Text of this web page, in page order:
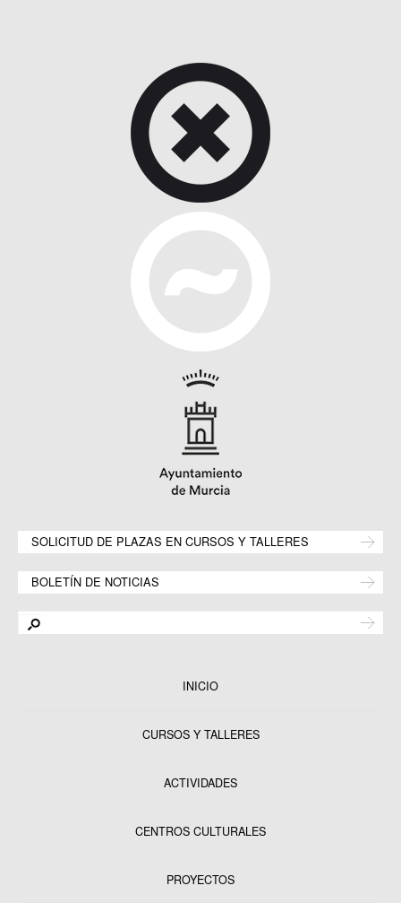
SOLICITUD DE PLAZAS EN CURSOS Y TALLERES
BOLETÍN DE NOTICIAS
INICIO
CURSOS Y TALLERES
ACTIVIDADES
CENTROS CULTURALES
PROYECTOS